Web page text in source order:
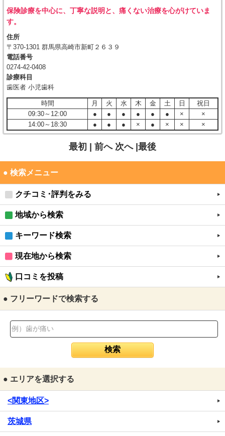
保険診療を中心に、丁寧な説明と、痛くない治療を心がけていま
す。
住所
〒370-1301 群馬県高崎市新町２６３９
電話番号
0274-42-0408
診療科目
歯医者 小児歯科
時間 月 火 水 木 金 土 日
祝日
09:30～12:00
● ● ● ● ● ● ×
×
14:00～18:30
● ● ● × ● × × ×
最初 | 前へ 次へ|最後
● 検索メニュー
クチコミ･評判をみる
地域から検索
キーワード検索
現在地から検索
口コミを投稿
● フリーワードで検索する
● エリアを選択する
<関東地区>
茨城県